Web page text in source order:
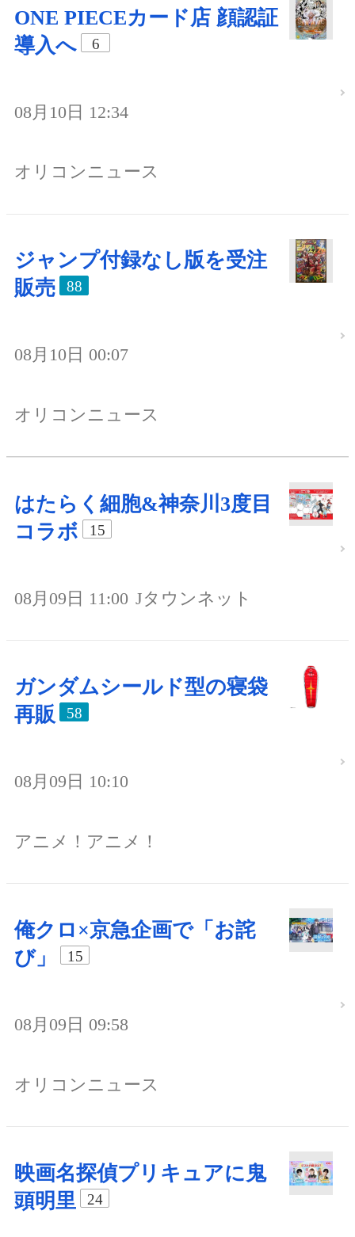
ONE PIECEカード店 顔認証
導入へ
6
08月10日 12:34
オリコンニュース
ジャンプ付録なし版を受注
販売
88
08月10日 00:07
オリコンニュース
はたらく細胞&神奈川3度目
コラボ
15
08月09日 11:00 Jタウンネット
ガンダムシールド型の寝袋
再販
58
08月09日 10:10
アニメ！アニメ！
俺クロ×京急企画で「お詫
び」
15
08月09日 09:58
オリコンニュース
映画名探偵プリキュアに鬼
頭明里
24